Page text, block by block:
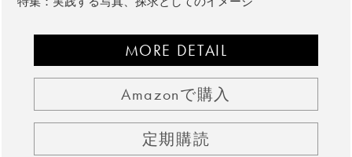
MORE DETAIL
Amazonで購入
定期購読